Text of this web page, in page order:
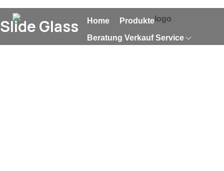
Home
Produkte
Beratung Verkauf Service
Slide Glass